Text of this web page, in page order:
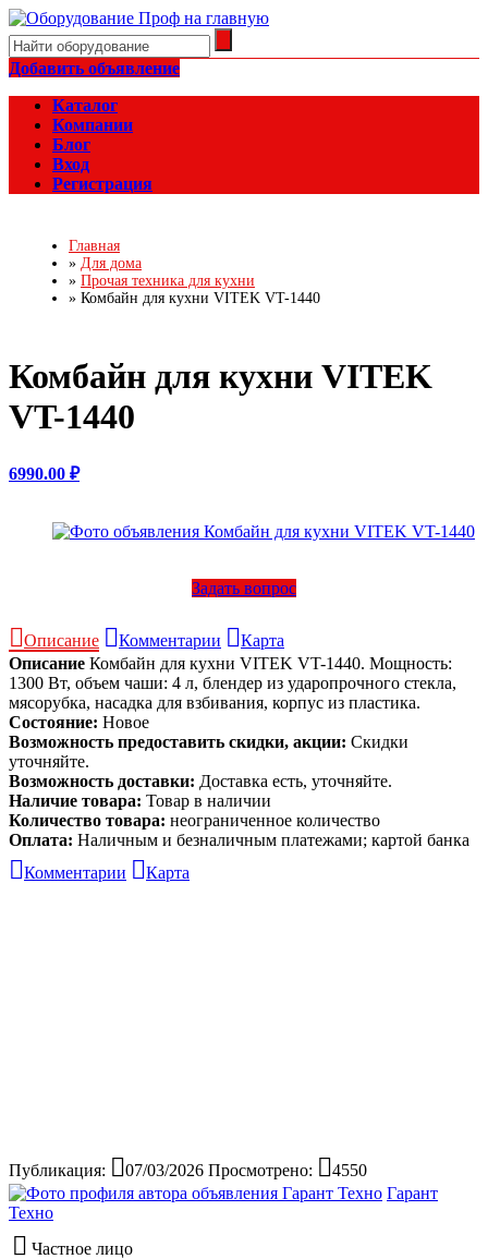
Добавить объявление
Каталог
Компании
Блог
Вход
Регистрация
Главная
» Для дома
» Прочая техника для кухни
» Комбайн для кухни VITEK VT-1440
Комбайн для кухни VITEK
VT-1440
6990.00 ₽
Задать вопрос
Описание Комментарии
Карта
Описание Комбайн для кухни VITEK VT-1440. Мощность:
1300 Вт, объем чаши: 4 л, блендер из ударопрочного стекла,
мясорубка, насадка для взбивания, корпус из пластика.
Состояние: Новое
Возможность предоставить скидки, акции: Скидки
уточняйте.
Возможность доставки: Доставка есть, уточняйте.
Наличие товара: Товар в наличии
Количество товара: неограниченное количество
Оплата: Наличным и безналичным платежами; картой банка
Комментарии
Карта
Публикация: 07/03/2026 Просмотрено:
4550
Гарант
Техно
Частное лицо